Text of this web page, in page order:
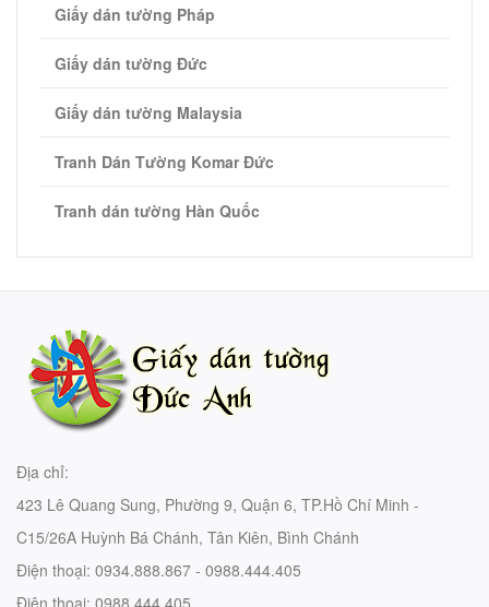
Giấy dán tường Pháp
Giấy dán tường Đức
Giấy dán tường Malaysia
Tranh Dán Tường Komar Đức
Tranh dán tường Hàn Quốc
- Bán keo dán và một số dụng cụ thi
công giấy dán tường
Địa chỉ:
423 Lê Quang Sung, Phường 9, Quận 6, TP.Hồ Chí Minh -
C15/26A Huỳnh Bá Chánh, Tân Kiên, Bình Chánh
Điện thoại: 0934.888.867 - 0988.444.405